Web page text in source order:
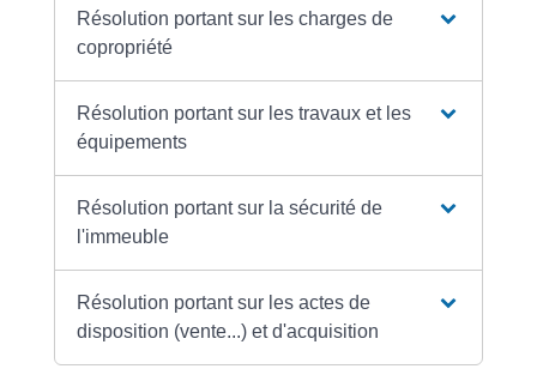
Résolution portant sur les charges de
copropriété
Résolution portant sur les travaux et les
équipements
Résolution portant sur la sécurité de
l'immeuble
Résolution portant sur les actes de
disposition (vente...) et d'acquisition